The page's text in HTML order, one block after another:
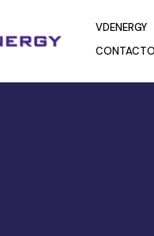
VDENERGY
CONTACTO